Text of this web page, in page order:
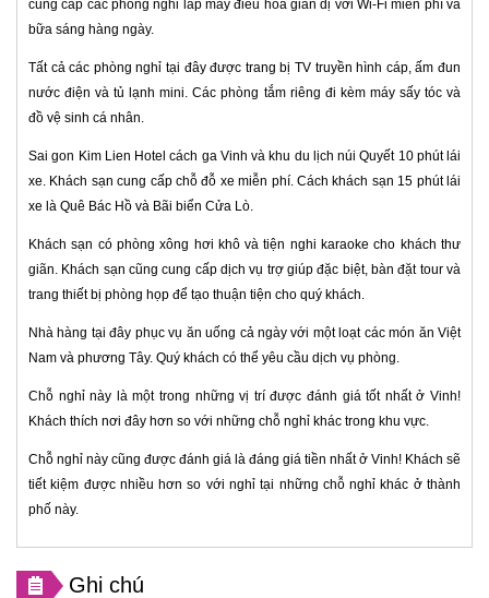
cung cấp các phòng nghỉ lắp máy điều hòa giản dị với Wi-Fi miễn phí và
bữa sáng hàng ngày.
Tất cả các phòng nghỉ tại đây được trang bị TV truyền hình cáp, ấm đun
nước điện và tủ lạnh mini. Các phòng tắm riêng đi kèm máy sấy tóc và
đồ vệ sinh cá nhân.
Sai gon Kim Lien Hotel cách ga Vinh và khu du lịch núi Quyết 10 phút lái
xe. Khách sạn cung cấp chỗ đỗ xe miễn phí. Cách khách sạn 15 phút lái
xe là Quê Bác Hồ và Bãi biển Cửa Lò.
Khách sạn có phòng xông hơi khô và tiện nghi karaoke cho khách thư
giãn. Khách sạn cũng cung cấp dịch vụ trợ giúp đặc biệt, bàn đặt tour và
trang thiết bị phòng họp để tạo thuận tiện cho quý khách.
Nhà hàng tại đây phục vụ ăn uống cả ngày với một loạt các món ăn Việt
Nam và phương Tây. Quý khách có thể yêu cầu dịch vụ phòng.
Chỗ nghỉ này là một trong những vị trí được đánh giá tốt nhất ở Vinh!
Khách thích nơi đây hơn so với những chỗ nghỉ khác trong khu vực.
Chỗ nghỉ này cũng được đánh giá là đáng giá tiền nhất ở Vinh! Khách sẽ
tiết kiệm được nhiều hơn so với nghỉ tại những chỗ nghỉ khác ở thành
phố này.
Ghi chú